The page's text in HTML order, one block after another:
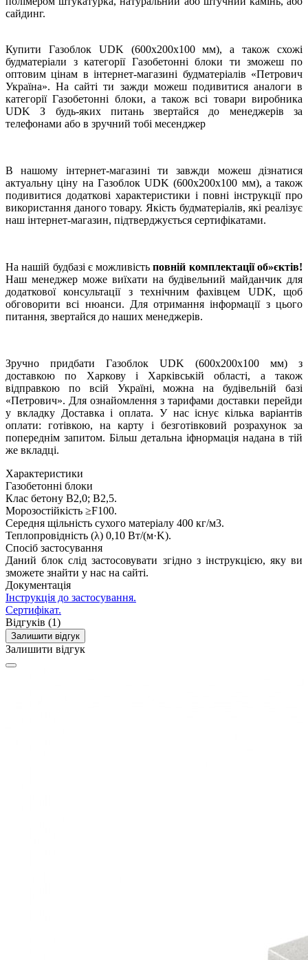
сайдинг.
Купити Газоблок UDK (600x200x100 мм), а також схожі
будматеріали з категорії Газобетонні блоки ти зможеш по
оптовим цінам в інтернет-магазині будматеріалів «Петрович
Україна». На сайті ти зажди можеш подивитися аналоги в
категорії Газобетонні блоки, а також всі товари виробника
UDK З будь-яких питань звертайся до менеджерів за
телефонами або в зручний тобі месенджер
В нашому інтернет-магазині ти завжди можеш дізнатися
актуальну ціну на Газоблок UDK (600x200x100 мм), а також
подивитися додаткові характеристики і повні інструкції про
використання даного товару. Якість будматеріалів, які реалізує
наш інтернет-магазин, підтверджується сертифікатами.
На нашій будбазі є можливістьповній комплектації об»єктів!
Наш менеджер може виїхати на будівельний майданчик для
додаткової консультації з технічним фахівцем UDK, щоб
обговорити всі нюанси. Для отримання інформації з цього
питання, звертайся до наших менеджерів.
Зручно придбати Газоблок UDK (600x200x100 мм) з
доставкою по Харкову і Харківській області, а також
відправкою по всій Україні, можна на будівельній базі
«Петрович». Для ознайомлення з тарифами доставки перейди
у вкладку Доставка і оплата. У нас існує кілька варіантів
оплати: готівкою, на карту і безготівковий розрахунок за
попереднім запитом. Більш детальна іфнормація надана в тій
же вкладці.
Характеристики
Газобетонні блоки
Клас бетону B2,0; В2,5.
Морозостійкість ≥F100.
Середня щільність сухого матеріалу 400 кг/м3.
Теплопровідність (λ) 0,10 Вт/(м·K).
Спосіб застосування
Даний блок слід застосовувати згідно з інструкцією, яку ви
зможете знайти у нас на сайті.
Документація
Інструкція до застосування.
Сертифікат.
Відгуків (1)
Залишити відгук
Залишити відгук